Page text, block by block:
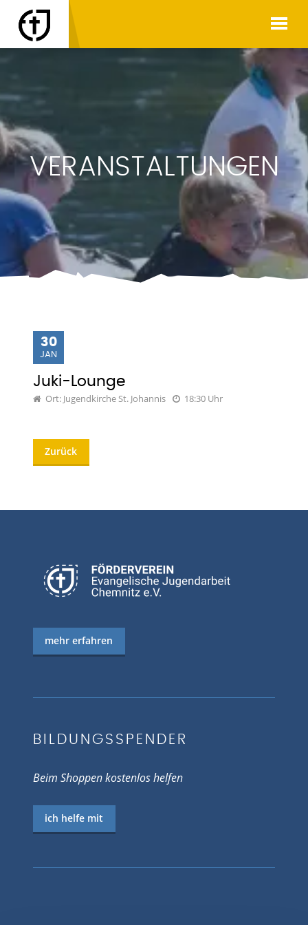
VERANSTALTUNGEN
30
JAN
Juki-Lounge
Ort: Jugendkirche St. Johannis 18:30 Uhr
Zurück
mehr erfahren
BILDUNGSSPENDER
Beim Shoppen kostenlos helfen
ich helfe mit